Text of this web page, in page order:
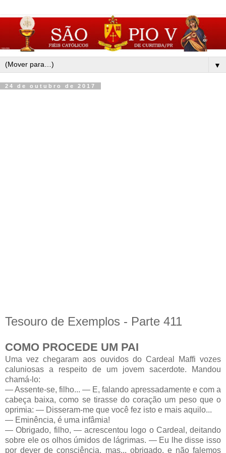
▼
24 de outubro de 2017
Tesouro de Exemplos - Parte 411
COMO PROCEDE UM PAI
Uma vez chegaram aos ouvidos do Cardeal Maffi vozes
caluniosas a respeito de um jovem sacerdote. Mandou
chamá-lo:
— Assente-se, filho... — E, falando apressadamente e com a
cabeça baixa, como se tirasse do coração um peso que o
oprimia: — Disseram-me que você fez isto e mais aquilo...
— Eminência, é uma infâmia!
— Obrigado, filho, — acrescentou logo o Cardeal, deitando
sobre ele os olhos úmidos de lágrimas. — Eu lhe disse isso
por dever de consciência, mas... obrigado, e não falemos